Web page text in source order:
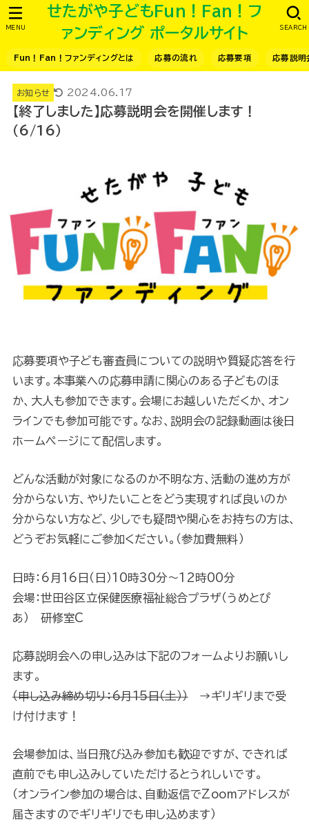
せたがや子どもFun！Fan！フ
ァンディング ポータルサイト
Fun！Fan！ファンディングとは 応募の流れ 応募要項 応募説明
SEARCH
MENU
お知らせ 2024.06.17
【終了しました】応募説明会を開催します！
（6/16）
応募要項や子ども審査員についての説明や質疑応答を行
います。本事業への応募申請に関心のある子どものほ
か、大人も参加できます。会場にお越しいただくか、オン
ラインでも参加可能です。なお、説明会の記録動画は後日
ホームページにて配信します。
どんな活動が対象になるのか不明な方、活動の進め方が
分からない方、やりたいことをどう実現すれば良いのか
分からない方など、少しでも疑問や関心をお持ちの方は、
どうぞお気軽にご参加ください。（参加費無料）
日時：6月16日（日）10時30分～12時00分
会場：世田谷区立保健医療福祉総合プラザ（うめとぴ
あ） 研修室C
応募説明会への申し込みは下記のフォームよりお願いし
ます。
（申し込み締め切り：6月15日（土））→ギリギリまで受
け付けます！
会場参加は、当日飛び込み参加も歓迎ですが、できれば
直前でも申し込みしていただけるとうれしいです。
（オンライン参加の場合は、自動返信でZoomアドレスが
届きますのでギリギリでも申し込めます）